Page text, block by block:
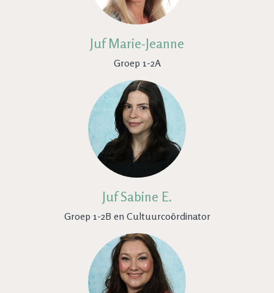
Juf Marie-Jeanne
Groep 1-2A
Juf Sabine E.
Groep 1-2B en Cultuurcoördinator